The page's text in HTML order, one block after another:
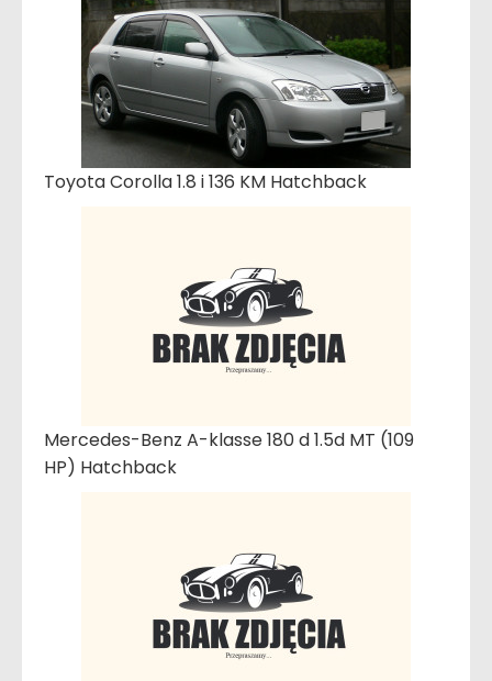
Toyota Corolla 1.8 i 136 KM Hatchback
Mercedes-Benz A-klasse 180 d 1.5d MT (109
HP) Hatchback